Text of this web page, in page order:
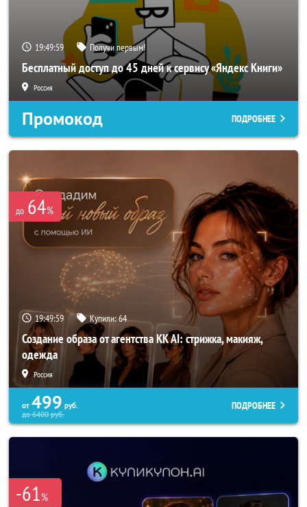
19:49:57 Получи первым!
Бесплатный доступ до 45 дней к сервису «Яндекс Книги»
Россия
Промокод ПОДРОБНЕЕ
до 64%
19:49:57 Купили:64
Создание образа от агентства KK AI: стрижка, макияж,
одежда
Россия
от 499 руб.
до6400руб.
ПОДРОБНЕЕ
-61%